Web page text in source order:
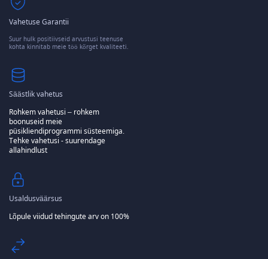
Vahetuse Garantii
Suur hulk positiivseid arvustusi teenuse
kohta kinnitab meie töö kõrget kvaliteeti.
Säästlik vahetus
Rohkem vahetusi – rohkem
boonuseid meie
püsikliendiprogrammi süsteemiga.
Tehke vahetusi - suurendage
allahindlust
Usaldusväärsus
Lõpule viidud tehingute arv on 100%